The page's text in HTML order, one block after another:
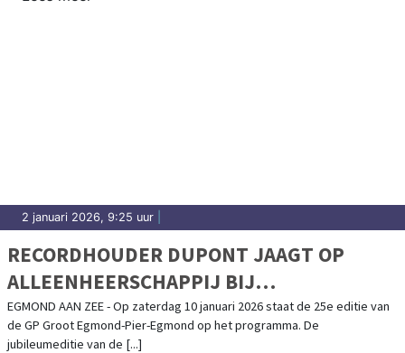
2 januari 2026, 9:25 uur
RECORDHOUDER DUPONT JAAGT OP
ALLEENHEERSCHAPPIJ BIJ
JUBILEUMEDITIE GP GROOT EGMOND-
PIER-EGMOND
EGMOND AAN ZEE - Op zaterdag 10 januari 2026 staat de 25e editie van
de GP Groot Egmond-Pier-Egmond op het programma. De
jubileumeditie van de [...]